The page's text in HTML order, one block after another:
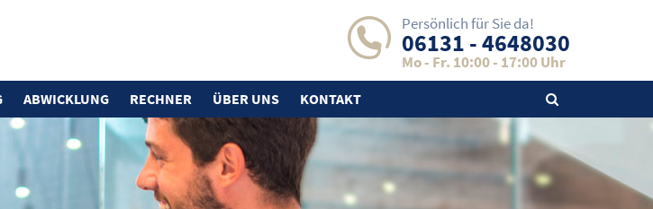
Persönlich für Sie da!
06131 - 4648030
Mo - Fr. 10:00 - 17:00 Uhr
ABWICKLUNG RECHNER ÜBER UNS KONTAKT